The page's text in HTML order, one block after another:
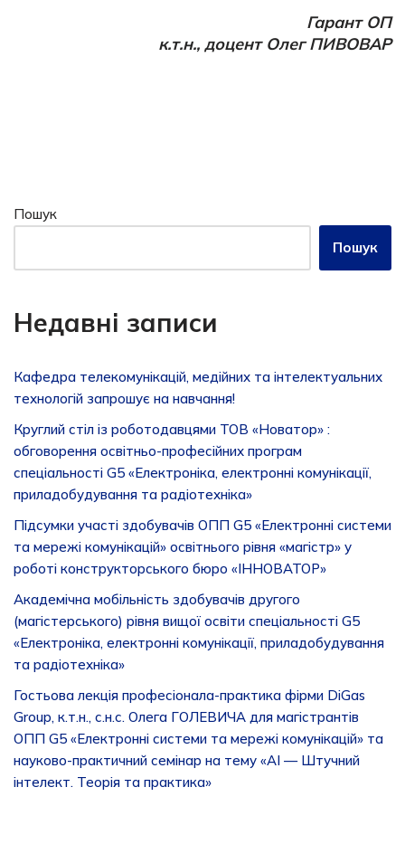
Гарант ОП
к.т.н., доцент Олег ПИВОВАР
Пошук
Пошук
Недавні записи
Кафедра телекомунікацій, медійних та інтелектуальних
технологій запрошує на навчання!
Круглий стіл із роботодавцями ТОВ «Новатор» :
обговорення освітньо-професійних програм
спеціальності G5 «Електроніка, електронні комунікації,
приладобудування та радіотехніка»
Підсумки участі здобувачів ОПП G5 «Електронні системи
та мережі комунікацій» освітнього рівня «магістр» у
роботі конструкторського бюро «ІННОВАТОР»
Академічна мобільність здобувачів другого
(магістерського) рівня вищої освіти спеціальності G5
«Електроніка, електронні комунікації, приладобудування
та радіотехніка»
Гостьова лекція професіонала-практика фірми DiGas
Group, к.т.н., с.н.с. Олега ГОЛЕВИЧА для магістрантів
ОПП G5 «Електронні системи та мережі комунікацій» та
науково-практичний семінар на тему «AI — Штучний
інтелект. Теорія та практика»